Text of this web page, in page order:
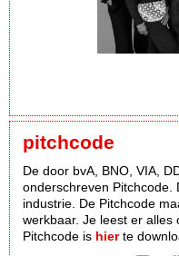
pitchcode
De door bvA, BNO, VIA,
onderschreven Pitchcode.
industrie. De Pitchcode
werkbaar. Je leest er alles
Pitchcode is hierte